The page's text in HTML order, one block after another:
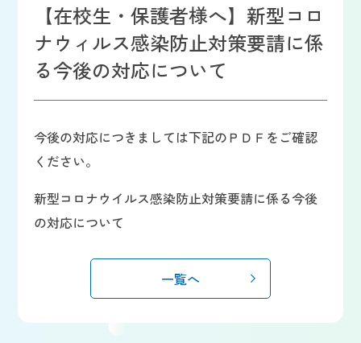
【在校生・保護者様へ】新型コロ
ナウィルス感染防止対策要請に係
る今後の対応について
今後の対応につきましては下記のＰＤＦをご確認
ください。
新型コロナウイルス感染防止対策要請に係る今後
の対応について
一覧へ